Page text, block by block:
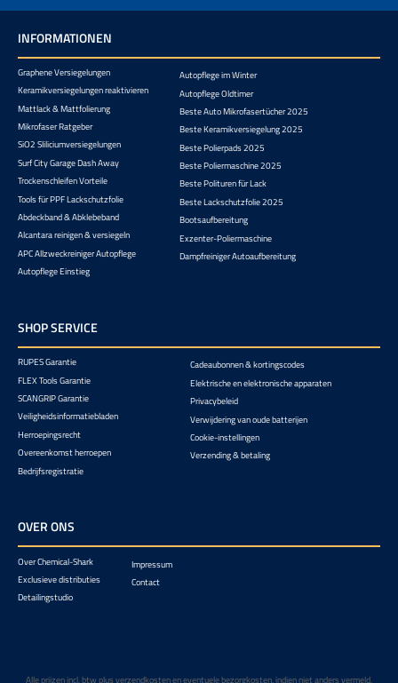
INFORMATIONEN
Graphene Versiegelungen
Keramikversiegelungen reaktivieren
Mattlack & Mattfolierung
Mikrofaser Ratgeber
SiO2 Sliliciumversiegelungen
Surf City Garage Dash Away
Trockenschleifen Vorteile
Tools für PPF Lackschutzfolie
Abdeckband & Abklebeband
Alcantara reinigen & versiegeln
APC Allzweckreiniger Autopflege
Autopflege Einstieg
Autopflege im Winter
Autopflege Oldtimer
Beste Auto Mikrofasertücher 2025
Beste Keramikversiegelung 2025
Beste Polierpads 2025
Beste Poliermaschine 2025
Beste Polituren für Lack
Beste Lackschutzfolie 2025
Bootsaufbereitung
Exzenter-Poliermaschine
Dampfreiniger Autoaufbereitung
SHOP SERVICE
RUPES Garantie
FLEX Tools Garantie
SCANGRIP Garantie
Veiligheidsinformatiebladen
Herroepingsrecht
Overeenkomst herroepen
Bedrijfsregistratie
Cadeaubonnen & kortingscodes
Elektrische en elektronische apparaten
Privacybeleid
Verwijdering van oude batterijen
Cookie-instellingen
Verzending & betaling
OVER ONS
Over Chemical-Shark
Exclusieve distributies
Detailingstudio
Impressum
Contact
Alle prijzen incl. btw plus verzendkostenen eventuele bezorgkosten, indien niet anders vermeld.